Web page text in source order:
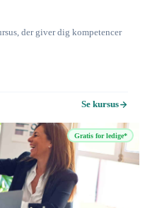
der giver dig kompetencer
Se kursus
Gratis for ledige*